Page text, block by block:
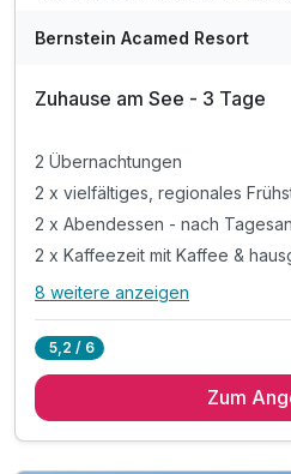
WAR
202
Bernstein Acamed Resort
Zuhause am See - 3 Tage
2 Übernachtungen
2 x vielfältiges, regionales
2 x Abendessen - nach
2 x Kaffeezeit mit Kaffee &
Alle Inklusivleistungen
2 x vielfältiges, regionales
8 weitere anzeigen
5,2 / 6
Zum